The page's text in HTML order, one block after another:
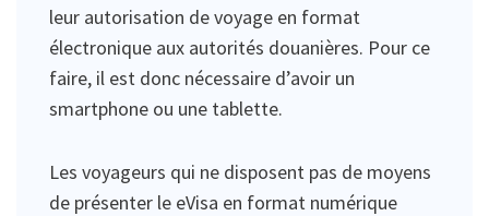
leur autorisation de voyage en format
électronique aux autorités douanières. Pour ce
faire, il est donc nécessaire d’avoir un
smartphone ou une tablette.
Les voyageurs qui ne disposent pas de moyens
de présenter le eVisa en format numérique